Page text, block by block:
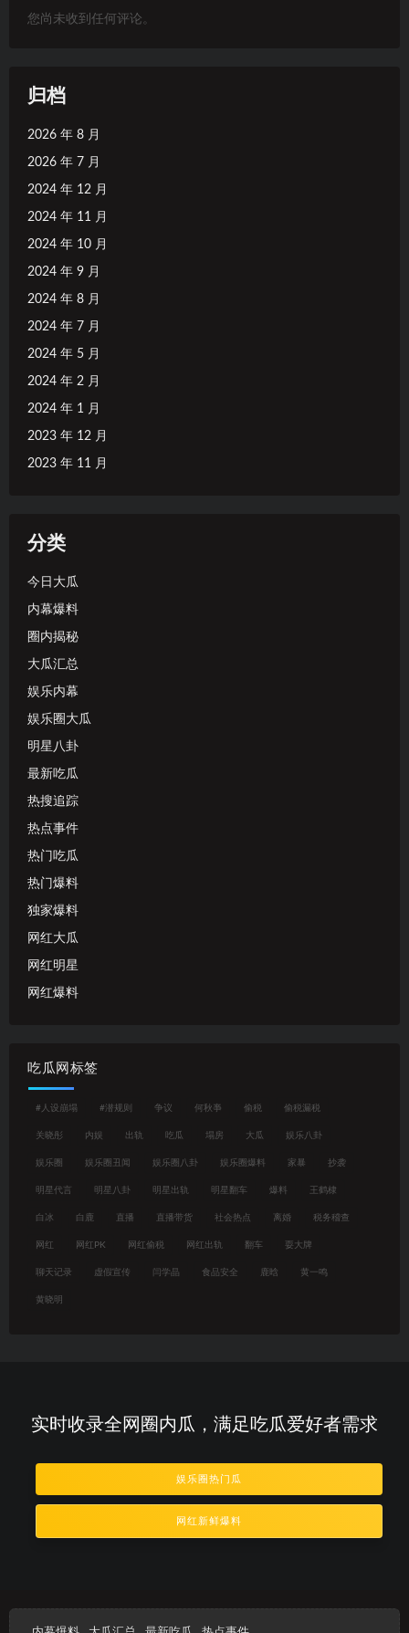
您尚未收到任何评论。
归档
2026 年 8 月
2026 年 7 月
2024 年 12 月
2024 年 11 月
2024 年 10 月
2024 年 9 月
2024 年 8 月
2024 年 7 月
2024 年 5 月
2024 年 2 月
2024 年 1 月
2023 年 12 月
2023 年 11 月
分类
今日大瓜
内幕爆料
圈内揭秘
大瓜汇总
娱乐内幕
娱乐圈大瓜
明星八卦
最新吃瓜
热搜追踪
热点事件
热门吃瓜
热门爆料
独家爆料
网红大瓜
网红明星
网红爆料
吃瓜网标签
#人设崩塌 #潜规则 争议 何秋亊 偷税 偷税漏税
关晓彤 内娱 出轨 吃瓜 塌房 大瓜 娱乐八卦
娱乐圈 娱乐圈丑闻 娱乐圈八卦 娱乐圈爆料 家暴 抄袭
明星代言 明星八卦 明星出轨 明星翻车 爆料 王鹤棣
白冰 白鹿 直播 直播带货 社会热点 离婚 税务稽查
网红 网红PK 网红偷税 网红出轨 翻车 耍大牌
聊天记录 虚假宣传 闫学晶 食品安全 鹿晗 黄一鸣
黄晓明
实时收录全网圈内瓜，满足吃瓜爱好者需求
娱乐圈热门瓜
网红新鲜爆料